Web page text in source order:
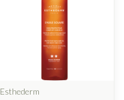
Esthederm